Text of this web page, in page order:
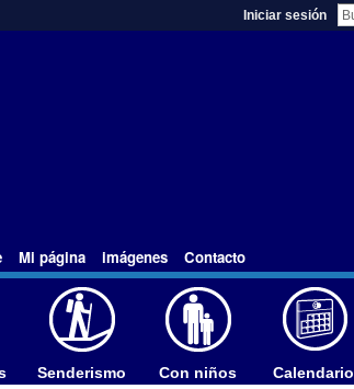
Iniciar sesión
Mi página imágenes Contacto
Senderismo Con niños Calendario